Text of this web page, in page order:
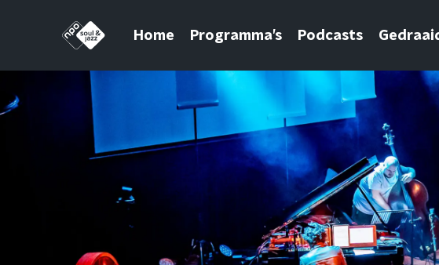
Home Programma’s Podcasts